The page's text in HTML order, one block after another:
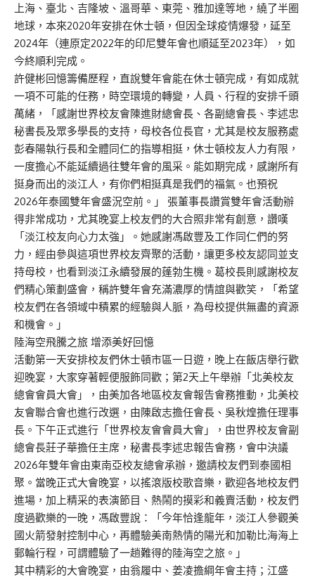
上海、臺北、吉隆坡、溫哥華、東莞、雅加達等地，繞了半圈
地球，本來2020年安排在休士頓，但因全球疫情爆發，延至
2024年（連原定2022年的印尼雙年會也順延至2023年），如
今終順利完成。
許健彬回憶籌備歷程，直說雙年會能在休士頓完成，有如成就
一項不可能的任務，時空環境的轉變，人員、行程的安排千頭
萬緒，「感謝世界校友會陳進財總會長、各副總會長、李述忠
秘書長及眾多學長的支持，母校各位長官，尤其是校友服務處
彭春陽執行長和全體同仁的指導相挺，休士頓校友人力有限，
一度擔心不能延續過往雙年會的風采。能如期完成，感謝所有
挺身而出的淡江人，有你們相挺真是我們的福氣。也預祝
2026年泰國雙年會盛況空前。」 張董事長讚賞雙年會活動辦
得非常成功，尤其晚宴上校友們的大合照非常有創意，讚嘆
「淡江校友向心力太強」。她感謝馮啟豐及工作同仁們的努
力，經由參與這項世界校友齊聚的活動，讓更多校友認同並支
持母校，也看到淡江永續發展的蓬勃生機。葛校長則感謝校友
們精心策劃盛會，稱許雙年會充滿濃厚的情誼與歡笑，「希望
校友們在各領域中積累的經驗與人脈，為母校提供無盡的資源
和機會。」
陸海空飛騰之旅 增添美好回憶
活動第一天安排校友們休士頓市區一日遊，晚上在飯店舉行歡
迎晚宴，大家穿著輕便服飾同歡；第2天上午舉辦「北美校友
總會會員大會」，由美加各地區校友會報告會務推動，北美校
友會聯合會也進行改選，由陳啟志擔任會長、吳秋煌擔任理事
長。下午正式進行「世界校友會會員大會」，由世界校友會副
總會長莊子華擔任主席，秘書長李述忠報告會務，會中決議
2026年雙年會由東南亞校友總會承辦，邀請校友們到泰國相
聚。當晚正式大會晚宴，以搖滾版校歌音樂，歡迎各地校友們
進場，加上精采的表演節目、熱鬧的摸彩和義賣活動，校友們
度過歡樂的一晚，馮啟豐說：「今年恰逢龍年，淡江人參觀美
國火箭發射控制中心，再體驗美南熱情的陽光和加勒比海海上
郵輪行程，可謂體驗了一趟難得的陸海空之旅。」
其中精彩的大會晚宴，由翁履中、姜凌擔綱年會主持；江盛